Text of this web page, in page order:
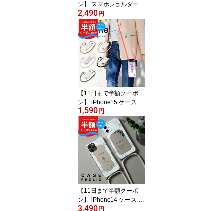
ン】 スマホショルダー
ストラップ 大人かわいい
メンズ スマホケース シ
ョルダー アンドロイド G
alaxy s10 ケース カバー
推し活 ケース おしゃれ
Galaxy s21 ケース Galax
y s24 ケース クリア 携帯
ケース 文字入れ 韓国 ギ
ャラクシー S23 5g ケー
ス
2,490 円
【11日まで半額クーポ
ン】 iPhone15 ケース iP
hone14 ケース iphone13
ケース iphone13 pro ケ
ース mini ケース iPhone
SE 第3世代 スマホショ
ルダー アイホン スマホ
ケース 文字入れ ショル
ダータイプ 携帯カバー
携帯ケース ショルダー
ストラップ 斜めがけ 肩
掛け おしゃれ
1,590 円
【11日まで半額クーポ
ン】 iPhone14 ケース iP
hone13 ケース アイフォ
3,490 円